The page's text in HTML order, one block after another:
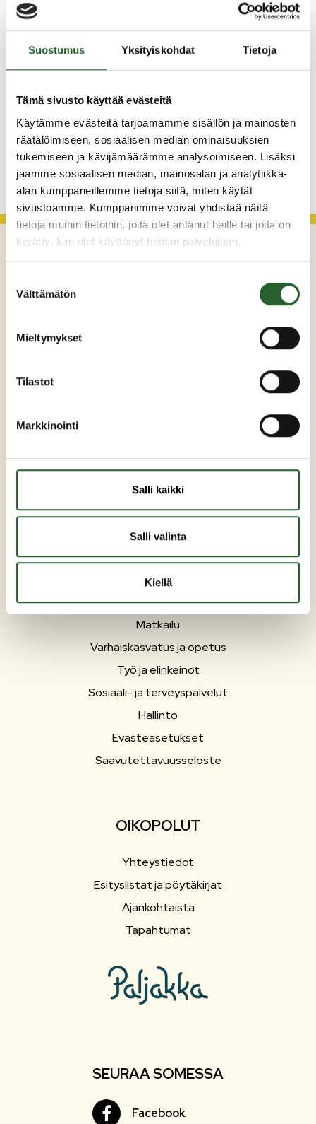
Suostumus Yksityiskohdat Tietoja
Tämä sivusto käyttää evästeitä
Käytämme evästeitä tarjoamamme sisällön ja mainosten
räätälöimiseen, sosiaalisen median ominaisuuksien
tukemiseen ja kävijämäärämme analysoimiseen. Lisäksi
jaamme sosiaalisen median, mainosalan ja analytiikka-
alan kumppaneillemme tietoja siitä, miten käytät
sivustoamme. Kumppanimme voivat yhdistää näitä
tietoja muihin tietoihin, joita olet antanut heille tai joita on
kerätty, kun olet käyttänyt heidän palvelujaan.
valinta
Välttämätön
Mieltymykset
Tilastot
Markkinointi
Salli kaikki
Salli valinta
Kiellä
Monitoimitalon kirjasto menee kiinni
perjantaina klo 12.00
3.8.2026
Henkilömuutoksia maaseutuhallinnossa
29.7.2026
Asfaltointityöt taajamassa myöhästyvät
KATSO KAIKKI
PUOLANKA
Asuminen ja ympäristö
Liikunta ja vapaa-aika
Matkailu
Varhaiskasvatus ja opetus
Työ ja elinkeinot
Sosiaali- ja terveyspalvelut
Hallinto
Evästeasetukset
Saavutettavuusseloste
OIKOPOLUT
Yhteystiedot
Esityslistat ja pöytäkirjat
Ajankohtaista
Tapahtumat
SEURAA SOMESSA
FacebookFacebook